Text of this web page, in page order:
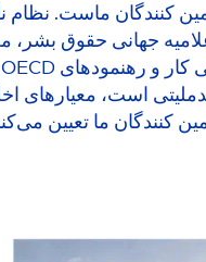
کنندگان ماست. نظام
جهانی حقوق بشر،
است، معیارهای
کنندگان ما تعیین